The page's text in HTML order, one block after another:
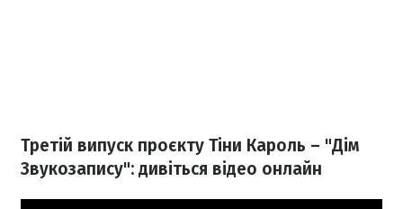
Третій випуск проєкту Тіни Кароль – "Дім
Звукозапису": дивіться відео онлайн